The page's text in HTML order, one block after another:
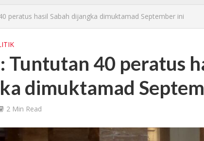
peratus hasil Sabah dijangka dimuktamad September ini
Tuntutan 40 peratus
dimuktamad
2 Min Read